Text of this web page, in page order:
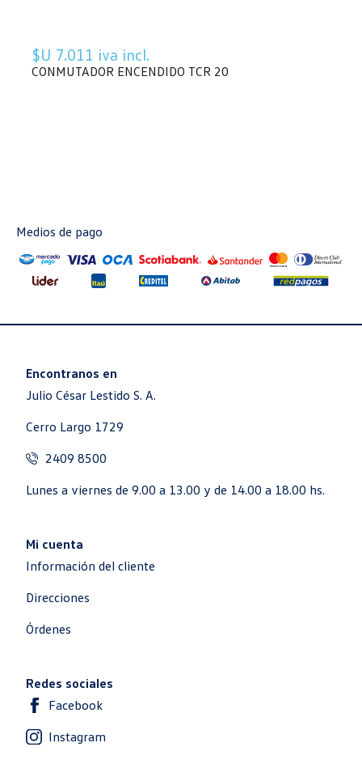
$U 7.011 iva incl.
CONMUTADOR ENCENDIDO TCR 20
Medios de pago
Encontranos en
Julio César Lestido S. A.
Cerro Largo 1729
2409 8500
Lunes a viernes de 9.00 a 13.00 y de 14.00 a 18.00 hs.
Mi cuenta
Información del cliente
Direcciones
Órdenes
Redes sociales
Facebook
Instagram